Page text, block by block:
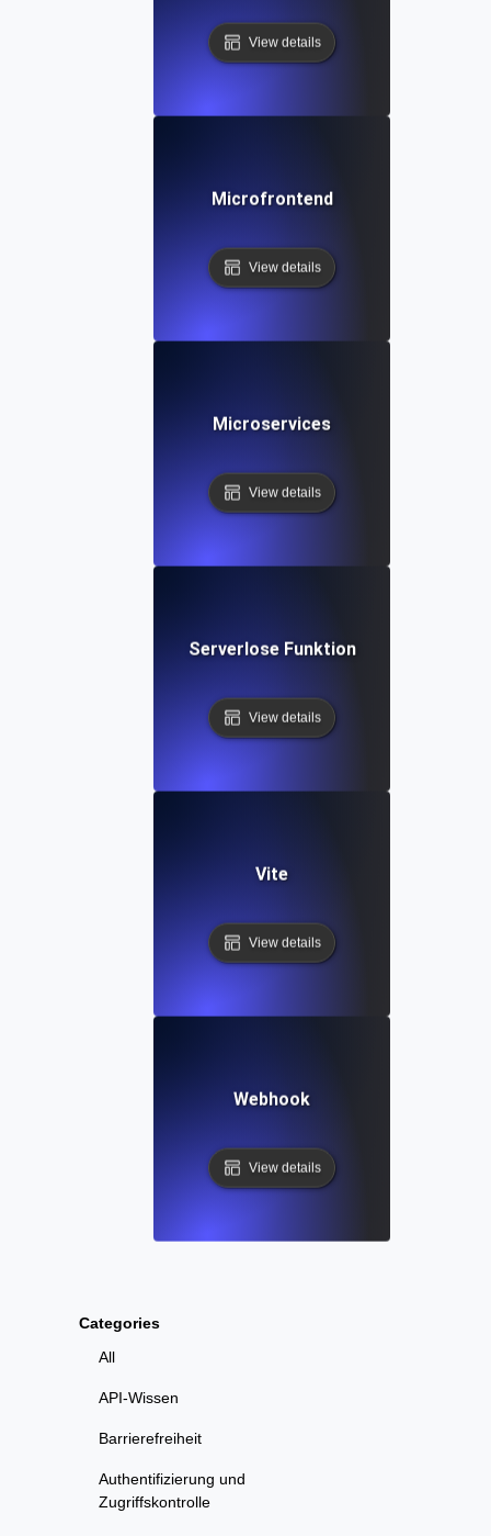
Categories
All
API-Wissen
Barrierefreiheit
Authentifizierung und
Zugriffskontrolle
View details
Microfrontend
View details
Microservices
View details
Serverlose Funktion
View details
Vite
View details
Webhook
View details